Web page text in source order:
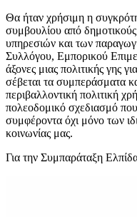
Θα ήταν χρήσιμη η
συμβουλίου από
υπηρεσιών και των
Συλλόγου, Εμπορικού
άξονες μιας πολιτικής γης
σέβεται τα συμπεράσματα
περιβαλλοντική πολιτική
πολεοδομικό σχεδιασμό
συμφέροντα όχι μόνο των
κοινωνίας μας.
Για την Συμπαράταξη